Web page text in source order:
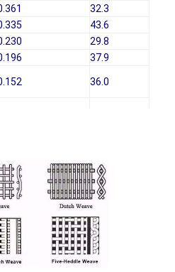
Tend Mesh
экран
32.3
43.6
29.8
37.9
36.0
36.76
36.76
27.83